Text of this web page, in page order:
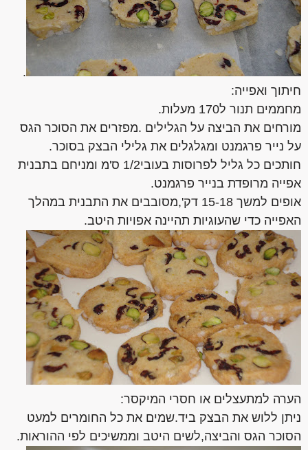
.
חיתוך ואפייה:
מחממים תנור ל170 מעלות.
מורחים את הביצה על הגלילים .מפזרים את הסוכר הגס
על נייר פרגמנט ומגלגלים את גלילי הבצק בסוכר.
חותכים כל גליל לפרוסות בעובי1/2 ס'מ ומניחם בתבנית
אפייה מרופדת בנייר פרגמנט.
אופים למשך 15-18 דק',מסובבים את התבנית במהלך
האפייה כדי שהעוגיות תהיינה אפויות היטב.
הערה למתעצלים או חסרי המיקסר:
ניתן ללוש את הבצק ביד.שמים את כל החומרים למעט
הסוכר הגס והביצה,לשים היטב וממשיכים לפי ההוראות.